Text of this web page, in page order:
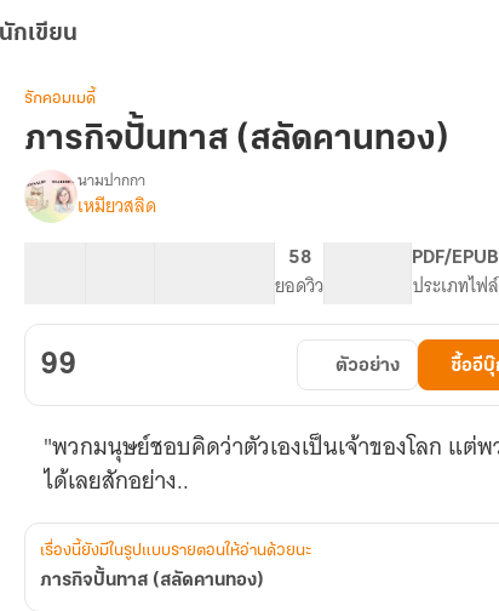
กเขียน
รักคอมเมดี้
ภารกิจปั้นทาส (สลัดคานทอง)
เรื่อง
ภารกิจ
คาน
ทอง)
นามปากกา
เหมียวสลิด
58
ยอดวิว
PDF/EPUB
ประเภทไฟล์
99 ตัวอย่าง ซื้ออีบุ๊
"พวกมนุษย์ชอบคิดว่าตัวเองเป็นเจ้าของโลก แต่
ได้เลยสักอย่าง..
เรื่องนี้ยังมีในรูปแบบรายตอนให้อ่านด้วยนะ
ภารกิจปั้นทาส (สลัดคานทอง)